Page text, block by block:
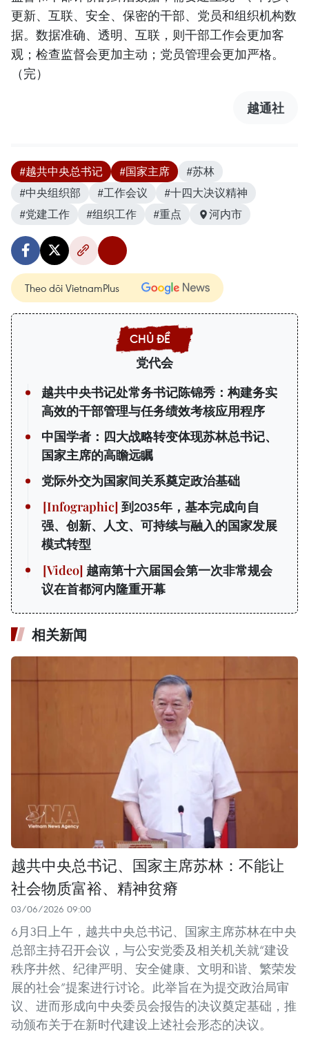
更新、互联、安全、保密的干部、党员和组织机构数
据。数据准确、透明、互联，则干部工作会更加客
观；检查监督会更加主动；党员管理会更加严格。
（完）
越通社
#越共中央总书记 #国家主席
#苏林
#中央组织部
#工作会议
#十四大决议精神
#党建工作
#组织工作 #重点 河内市
Theo dõi VietnamPlus
党代会
越共中央书记处常务书记陈锦秀：构建务实
高效的干部管理与任务绩效考核应用程序
中国学者：四大战略转变体现苏林总书记、
国家主席的高瞻远瞩
党际外交为国家间关系奠定政治基础
到2035年，基本完成向自
强、创新、人文、可持续与融入的国家发展
模式转型
越南第十六届国会第一次非常规会
议在首都河内隆重开幕
相关新闻
越共中央总书记、国家主席苏林：不能让
社会物质富裕、精神贫瘠
03/06/2026 09:00
6月3日上午，越共中央总书记、国家主席苏林在中央
总部主持召开会议，与公安党委及相关机关就“建设
秩序井然、纪律严明、安全健康、文明和谐、繁荣发
展的社会”提案进行讨论。此举旨在为提交政治局审
议、进而形成向中央委员会报告的决议奠定基础，推
动颁布关于在新时代建设上述社会形态的决议。